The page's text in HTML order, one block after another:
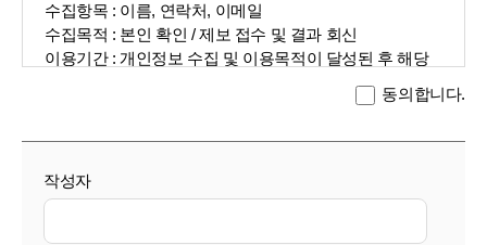
수집항목 : 이름, 연락처, 이메일
수집목적 : 본인 확인 / 제보 접수 및 결과 회신
이용기간 : 개인정보 수집 및 이용목적이 달성된 후 해당
단, 관계 법령의 규정에 의해 필요가 있는 경우 개인정보를
동의합니다.
작성자